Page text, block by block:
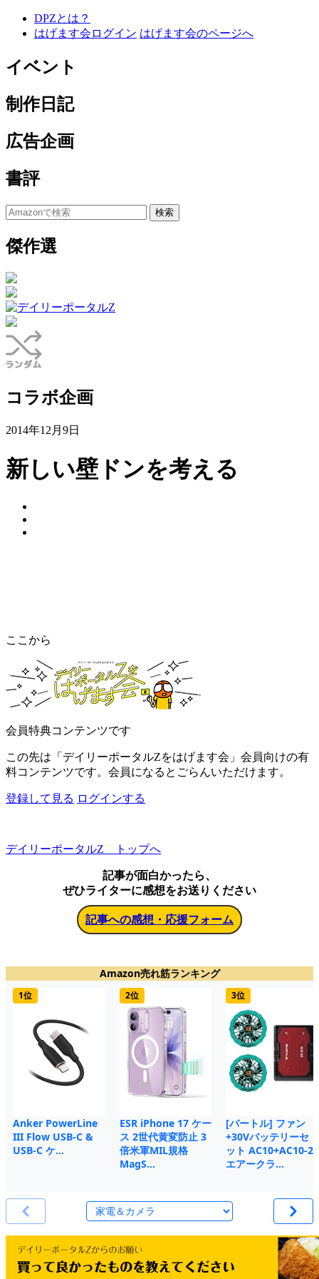
DPZとは？
はげます会ログイン はげます会のページへ
イベント
制作日記
広告企画
書評
傑作選
コラボ企画
2014年12月9日
新しい壁ドンを考える
ここから
会員特典コンテンツです
この先は「デイリーポータルZをはげます会」会員向けの有
料コンテンツです。会員になるとごらんいただけます。
登録して見る ログインする
デイリーポータルZ トップへ
記事が面白かったら、
ぜひライターに感想をお送りください
記事への感想・応援フォーム
Amazon売れ筋ランキング
1位
Anker PowerLine
III Flow USB-C &
USB-C ケ…
2位
ESR iPhone 17 ケー
ス 2世代黄変防止 3
倍米軍MIL規格
MagS…
3位
[バートル] ファン
+30Vバッテリーセ
ット AC10+AC10-2
エアークラ…